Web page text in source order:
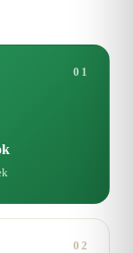
01
02